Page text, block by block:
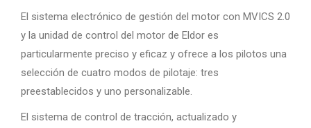
El sistema electrónico de gestión del motor con MVICS 2.0
y la unidad de control del motor de Eldor es
particularmente preciso y eficaz y ofrece a los pilotos una
selección de cuatro modos de pilotaje: tres
preestablecidos y uno personalizable.
El sistema de control de tracción, actualizado y